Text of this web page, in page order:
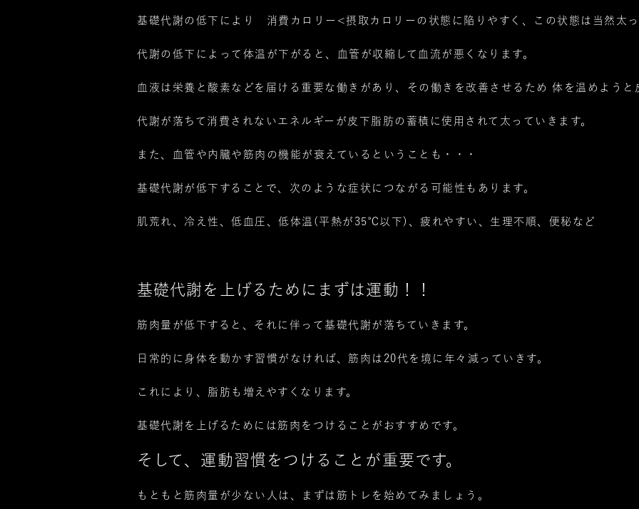
基礎代謝の低下により 消費カロリー<摂取カロリーの状態に陥りやすく、この状態は当然太っ
代謝の低下によって体温が下がると、血管が収縮して血流が悪くなります。
血液は栄養と酸素などを届ける重要な働きがあり、その働きを改善させるため 体を温めようと
代謝が落ちて消費されないエネルギーが皮下脂肪の蓄積に使用されて太っていきます。
また、血管や内臓や筋肉の機能が衰えているということも・・・
基礎代謝が低下することで、次のような症状につながる可能性もあります。
肌荒れ、冷え性、低血圧、低体温(平熱が35℃以下)、疲れやすい、生理不順、便秘など
基礎代謝を上げるためにまずは運動！！
筋肉量が低下すると、それに伴って基礎代謝が落ちていきます。
日常的に身体を動かす習慣がなければ、筋肉は20代を境に年々減っていきす。
これにより、脂肪も増えやすくなります。
基礎代謝を上げるためには筋肉をつけることがおすすめです。
そして、 運動習慣をつけることが重要です。
もともと筋肉量が少ない人は、まずは筋トレを始めてみましょう。